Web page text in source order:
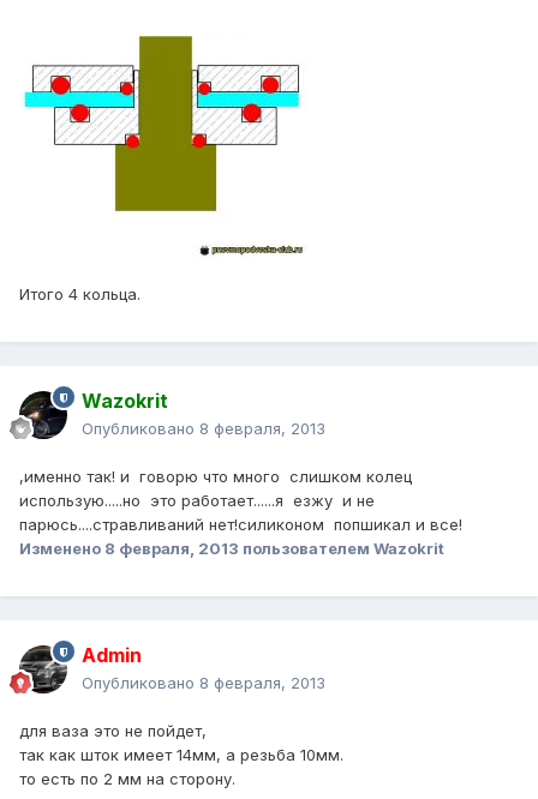
Итого 4 кольца.
Wazokrit
Опубликовано 8 февраля, 2013
,именно так! и говорю что много слишком колец
использую.....но это работает......я езжу и не
парюсь....стравливаний нет!силиконом попшикал и все!
Изменено 8 февраля, 2013 пользователем Wazokrit
Admin
Опубликовано 8 февраля, 2013
для ваза это не пойдет,
так как шток имеет 14мм, а резьба 10мм.
то есть по 2 мм на сторону.